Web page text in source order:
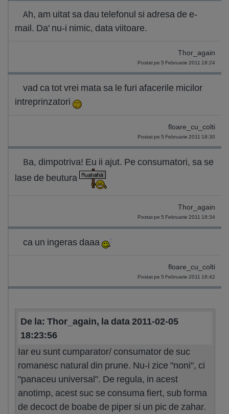
Ah, am uitat sa dau telefonul si adresa de e-
mail. Da' nu-i nimic, data viitoare.
Thor_again
Postat pe 5 Februarie 2011 18:24
vad ca tot vrei mata sa le furi afacerile micilor
intreprinzatori
floare_cu_colti
Postat pe 5 Februarie 2011 18:30
Ba, dimpotriva! Eu ii ajut. Pe consumatori, sa se
lase de beutura
Thor_again
Postat pe 5 Februarie 2011 18:34
ca un ingeras daaa
floare_cu_colti
Postat pe 5 Februarie 2011 18:42
De la: Thor_again, la data 2011-02-05
18:23:56
Iar eu sunt cumparator/ consumator de suc
romanesc natural din prune. Nu-i zice "noni", ci
"panaceu universal". De regula, in acest
anotimp, acest suc se consuma fiert, sub forma
de decoct de boabe de piper si un pic de zahar.